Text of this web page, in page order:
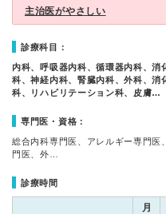
主治医がやさしい
診療科目：
内科、呼吸器内科、循環器内科、
科、神経内科、腎臓内科、外科、
科、リハビリテーション科、皮膚…
専門医・資格：
総合内科専門医、アレルギー専門
門医、外…
診療時間
月